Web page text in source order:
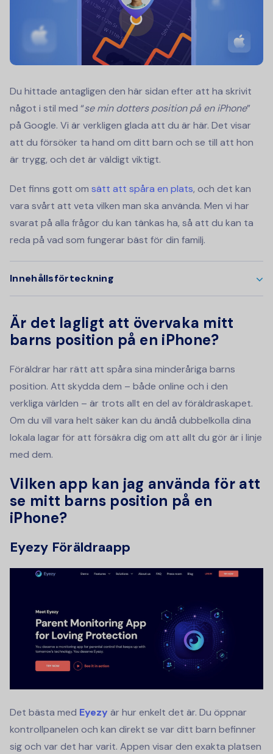
Du hittade antagligen den här sidan efter att ha skrivit
något i stil med “se min dotters position på en iPhone”
på Google. Vi är verkligen glada att du är här. Det visar
att du försöker ta hand om ditt barn och se till att hon
är trygg, och det är väldigt viktigt.
Det finns gott om sätt att spåra en plats, och det kan
vara svårt att veta vilken man ska använda. Men vi har
svarat på alla frågor du kan tänkas ha, så att du kan ta
reda på vad som fungerar bäst för din familj.
Innehållsförteckning
Är det lagligt att övervaka mitt
barns position på en iPhone?
Föräldrar har rätt att spåra sina minderåriga barns
position. Att skydda dem – både online och i den
verkliga världen – är trots allt en del av föräldraskapet.
Om du vill vara helt säker kan du ändå dubbelkolla dina
lokala lagar för att försäkra dig om att allt du gör är i linje
med dem.
Vilken app kan jag använda för att
se mitt barns position på en
iPhone?
Eyezy Föräldraapp
Det bästa med Eyezy är hur enkelt det är. Du öppnar
kontrollpanelen och kan direkt se var ditt barn befinner
sig och var det har varit. Appen visar den exakta platsen